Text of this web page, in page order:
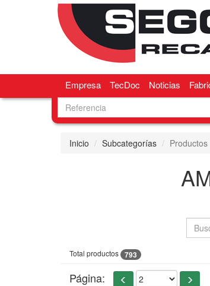
Empresa TecDoc Noticias
Inicio Subcategorías Productos
Total productos 793
Página: